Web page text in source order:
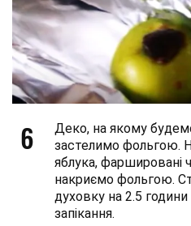
6
Деко, на якому
застелимо фольгою.
яблука, фаршировані
накриємо фольгою.
духовку на 2.5 години
запікання.